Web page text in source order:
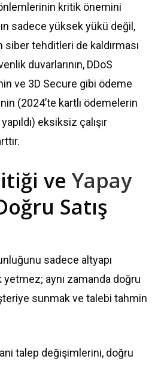
kritik önemini
sadece yüksek yükü değil,
siber tehditleri de kaldırması
duvarlarının, DDoS
ve 3D Secure gibi ödeme
(2024’te kartlı ödemelerin
eksiksiz çalışır
ve Yapay
Satış
sadece altyapı
yetmez; aynı zamanda doğru
sunmak ve talebi tahmin
talep değişimlerini, doğru